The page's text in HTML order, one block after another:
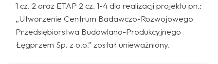
1 cz. 2 oraz ETAP 2 cz. 1-4 dla realizacji projektu pn.:
„Utworzenie Centrum Badawczo-Rozwojowego
Przedsiębiorstwa Budowlano-Produkcyjnego
Łęgprzem Sp. z o.o.” został unieważniony.